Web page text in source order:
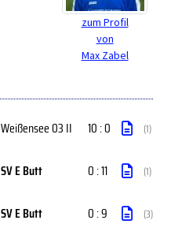
zum Profil
von
Max Zabel
Weißensee 03 II 10 : 0 (1)
SV E Butt 0 : 11 (1)
SV E Butt 0 : 9 (3)